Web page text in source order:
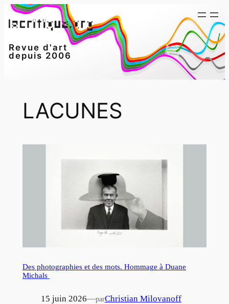
Aller
au
Revue d'art
depuis 2006
LACUNES
Des photographies et des mots. Hommage à Duane
Michals
15 juin 2026—parChristian Milovanoff